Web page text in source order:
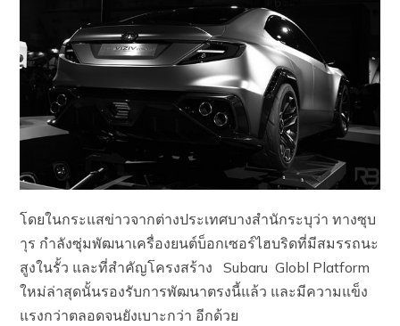
โดยในกระแสข่าวจากต่างประเทศบางสำนักระบุว่า ทางซุบ
าุร กำลังซุ่มพัฒนาเครื่องยนต์บ็อกเซอร์ไฮบริดที่มีสมรรถนะ
สูงในรั้ว และที่สำคัญโครงสร้าง Subaru Globl Platform
ใหม่ล่าสุดนั้นรองรับการพัฒนาตรงนี้แล้ว และมีความแข็ง
แรงกว่าตลอดจนยังเบาะกว่า อีกด้วย